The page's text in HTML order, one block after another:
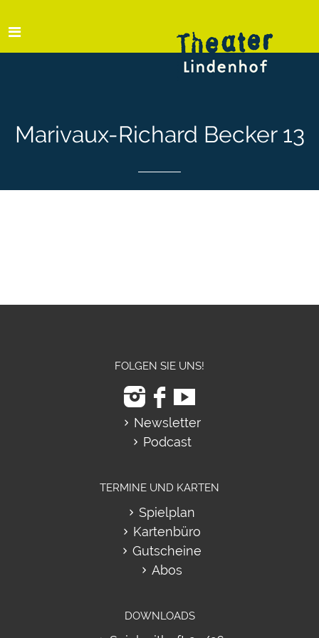
Marivaux-Richard Becker 13
FOLGEN SIE UNS!
Newsletter
Podcast
TERMINE UND KARTEN
Spielplan
Kartenbüro
Gutscheine
Abos
DOWNLOADS